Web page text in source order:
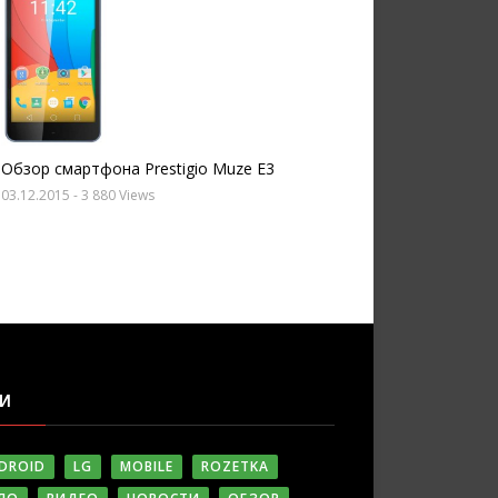
Обзор смартфона Prestigio Muze E3
03.12.2015 - 3 880 Views
LG MOBILE
ROZETKA